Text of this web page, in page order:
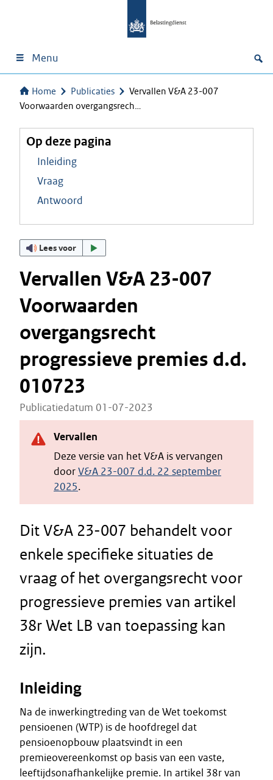
Menu
Home Publicaties
Vervallen V&A 23-007
Voorwaarden overgangsrech…
Op deze pagina
Inleiding
Vraag
Antwoord
Lees voor
Vervallen V&A 23-007
Voorwaarden
overgangsrecht
progressieve premies d.d.
010723
Publicatiedatum 01-07-2023
Vervallen
Deze versie van het V&A is vervangen
doorV&A 23-007 d.d. 22 september
2025.
Dit V&A 23-007 behandelt voor
enkele specifieke situaties de
vraag of het overgangsrecht voor
progressieve premies van artikel
38r Wet LB van toepassing kan
zijn.
Inleiding
Na de inwerkingtreding van de Wet toekomst
pensioenen (WTP) is de hoofdregel dat
pensioenopbouw plaatsvindt in een
premieovereenkomst op basis van een vaste,
leeftijdsonafhankelijke premie. In artikel 38r van